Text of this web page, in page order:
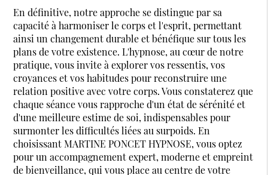
En définitive, notre approche se distingue par sa
capacité à harmoniser le corps et l'esprit, permettant
ainsi un changement durable et bénéfique sur tous les
plans de votre existence. L'hypnose, au cœur de notre
pratique, vous invite à explorer vos ressentis, vos
croyances et vos habitudes pour reconstruire une
relation positive avec votre corps. Vous constaterez que
chaque séance vous rapproche d'un état de sérénité et
d'une meilleure estime de soi, indispensables pour
surmonter les difficultés liées au surpoids. En
choisissant MARTINE PONCET HYPNOSE, vous optez
pour un accompagnement expert, moderne et empreint
de bienveillance, qui vous place au centre de votre